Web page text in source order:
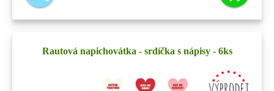
Rautová napichovátka - srdíčka s nápisy - 6ks